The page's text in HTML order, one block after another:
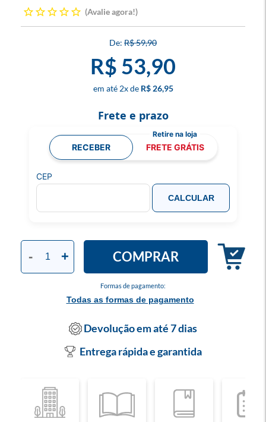
Avalie agora!
R$ 59,90
R$ 53,90
2x R$ 26,95
Formas de pagamento:
Todas as formas de pagamento
- + COMPRAR
Frete e prazo
RECEBER FRETE GRÁTIS
CEP
CALCULAR
Devolução em até 7 dias
Entrega rápida e garantida